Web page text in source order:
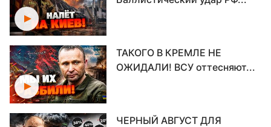
ТАКОГО В КРЕМЛЕ НЕ
ОЖИДАЛИ! ВСУ оттесняют...
ЧЕРНЫЙ АВГУСТ ДЛЯ